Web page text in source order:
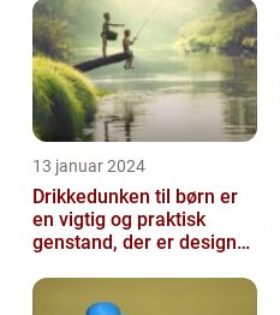
13 januar 2024
Drikkedunken til børn er
en vigtig og praktisk
genstand, der er designet
...